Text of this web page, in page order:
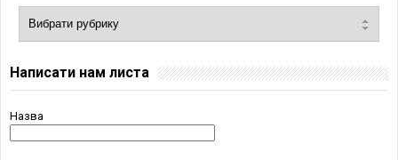
Написати нам листа
Назва